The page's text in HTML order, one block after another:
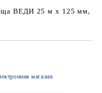
ВЕДИ 25 м х 125 мм,
магазин